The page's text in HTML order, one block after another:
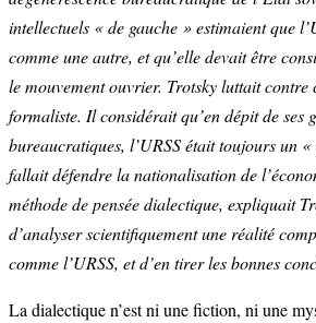
intellectuels « de gauche » estimaient que
comme une autre, et qu’elle devait être
le mouvement ouvrier. Trotsky luttait contre
formaliste. Il considérait qu’en dépit de ses
bureaucratiques, l’URSS était toujours un
fallait défendre la nationalisation de
méthode de pensée dialectique, expliquait
d’analyser scientifiquement une réalité
comme l’URSS, et d’en tirer les bonnes
La dialectique n’est ni une fiction, ni une